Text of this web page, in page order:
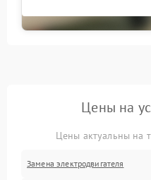
Цены на
Цены актуальны на
Замена электродвигателя